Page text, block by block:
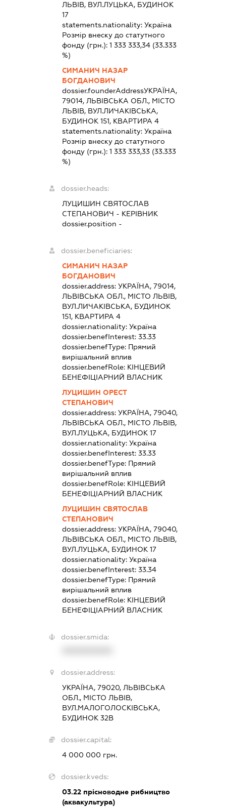
ЛЬВІВ, ВУЛ.ЛУЦЬКА, БУДИНОК
17
statements.nationality:Україна
Розмір внеску до статутного
фонду (грн.):1 333 333,34 (33.333
%)
СИМАНИЧ НАЗАР
БОГДАНОВИЧ
dossier.founderAddressУКРАЇНА,
79014, ЛЬВІВСЬКА ОБЛ., МІСТО
ЛЬВІВ, ВУЛ.ЛИЧАКІВСЬКА,
БУДИНОК 151, КВАРТИРА 4
statements.nationality:Україна
Розмір внеску до статутного
фонду (грн.):1 333 333,33 (33.333
%)
dossier.heads:
ЛУЦИШИН СВЯТОСЛАВ
СТЕПАНОВИЧ - КЕРІВНИК
dossier.position -
dossier.beneficiaries:
СИМАНИЧ НАЗАР
БОГДАНОВИЧ
dossier.address:УКРАЇНА, 79014,
ЛЬВІВСЬКА ОБЛ., МІСТО ЛЬВІВ,
ВУЛ.ЛИЧАКІВСЬКА, БУДИНОК
151, КВАРТИРА 4
dossier.nationality:Україна
dossier.benefInterest:33.33
dossier.benefType: Прямий
вирішальний вплив
dossier.benefRole: КІНЦЕВИЙ
БЕНЕФІЦІАРНИЙ ВЛАСНИК
ЛУЦИШИН ОРЕСТ
СТЕПАНОВИЧ
dossier.address:УКРАЇНА, 79040,
ЛЬВІВСЬКА ОБЛ., МІСТО ЛЬВІВ,
ВУЛ.ЛУЦЬКА, БУДИНОК 17
dossier.nationality:Україна
dossier.benefInterest:33.33
dossier.benefType: Прямий
вирішальний вплив
dossier.benefRole: КІНЦЕВИЙ
БЕНЕФІЦІАРНИЙ ВЛАСНИК
ЛУЦИШИН СВЯТОСЛАВ
СТЕПАНОВИЧ
dossier.address:УКРАЇНА, 79040,
ЛЬВІВСЬКА ОБЛ., МІСТО ЛЬВІВ,
ВУЛ.ЛУЦЬКА, БУДИНОК 17
dossier.nationality:Україна
dossier.benefInterest:33.34
dossier.benefType: Прямий
вирішальний вплив
dossier.benefRole: КІНЦЕВИЙ
БЕНЕФІЦІАРНИЙ ВЛАСНИК
dossier.smida:
dossier.address:
УКРАЇНА, 79020, ЛЬВІВСЬКА
ОБЛ., МІСТО ЛЬВІВ,
ВУЛ.МАЛОГОЛОСКІВСЬКА,
БУДИНОК 32В
dossier.capital:
4 000 000 грн.
dossier.kveds:
03.22 прісноводне рибництво
(аквакультура)